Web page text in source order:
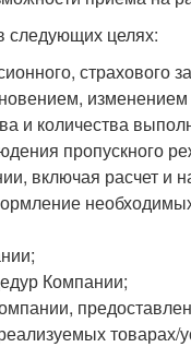
следующих целях:
страхового
и количества
пропускного
включая расчет и
Компании;
товарах/